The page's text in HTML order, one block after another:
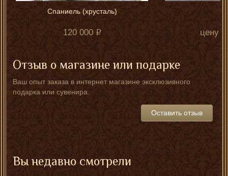
Спаниель (хрусталь)
120 000 цену
Отзыв о магазине или подарке
Ваш опыт заказа в интернет магазине эксклюзивного
подарка или сувенира.
Оставить отзыв
Вы недавно смотрели